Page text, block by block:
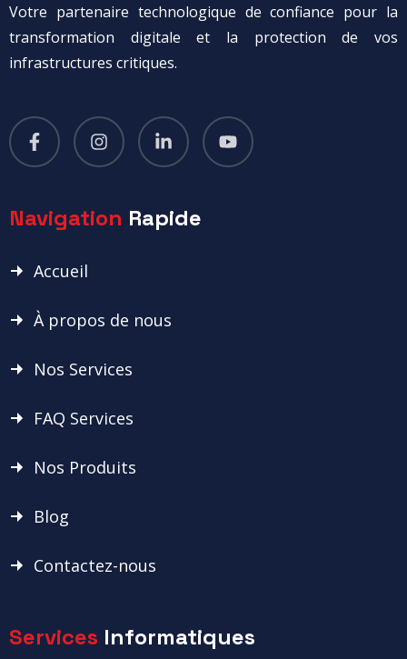
Votre partenaire technologique de confiance pour la
transformation digitale et la protection de vos
infrastructures critiques.
Navigation Rapide
Accueil
À propos de nous
Nos Services
FAQ Services
Nos Produits
Blog
Contactez-nous
Services Informatiques